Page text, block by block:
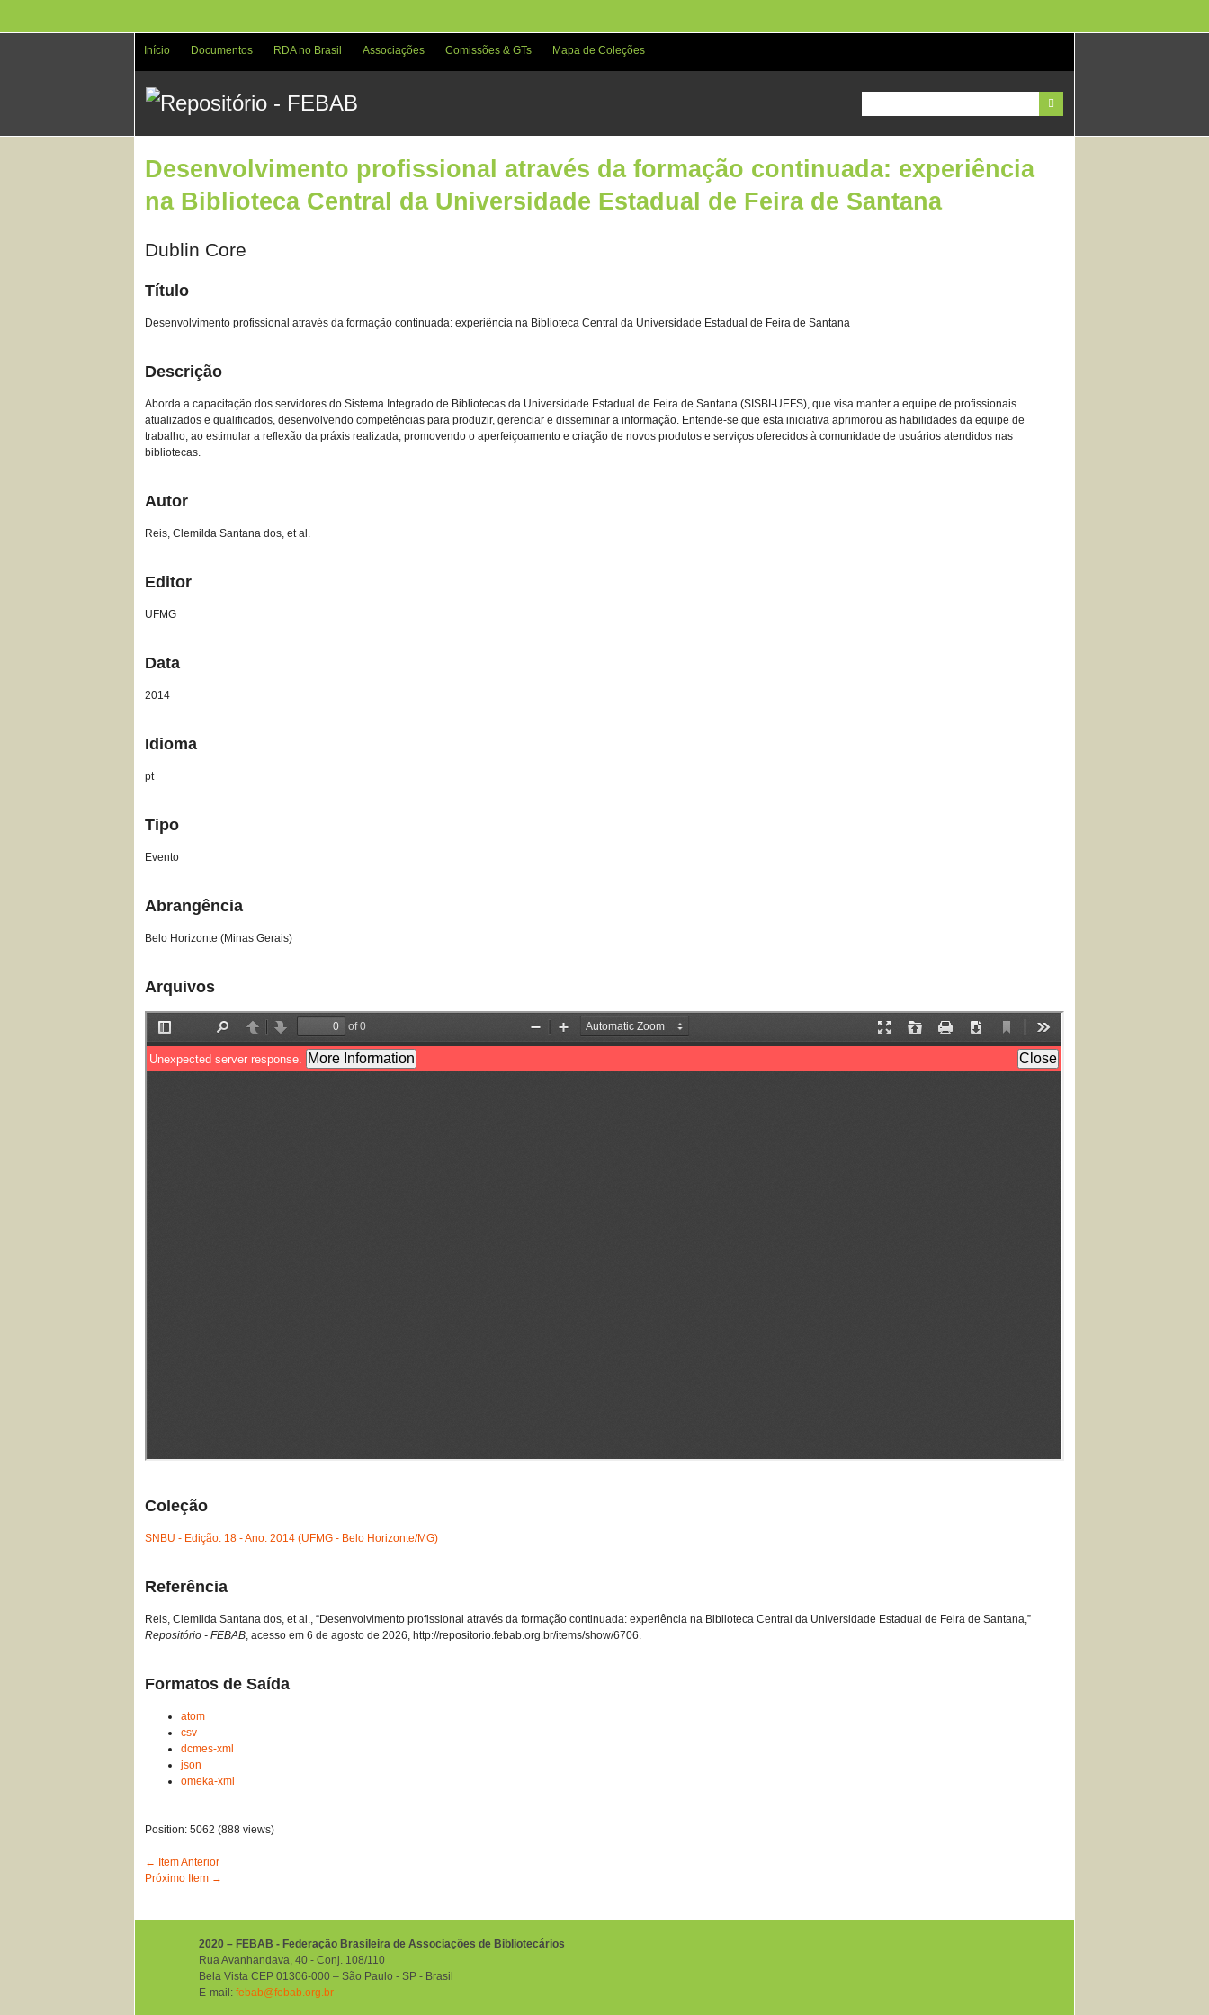
Início Documentos RDA no Brasil Associações Comissões & GTs Mapa de Coleções
Desenvolvimento profissional através da formação continuada: experiência
na Biblioteca Central da Universidade Estadual de Feira de Santana
Dublin Core
Título
Desenvolvimento profissional através da formação continuada: experiência na Biblioteca Central da Universidade Estadual de Feira de Santana
Descrição
Aborda a capacitação dos servidores do Sistema Integrado de Bibliotecas da Universidade Estadual de Feira de Santana (SISBI-UEFS), que visa manter a equipe de profissionais
atualizados e qualificados, desenvolvendo competências para produzir, gerenciar e disseminar a informação. Entende-se que esta iniciativa aprimorou as habilidades da equipe de
trabalho, ao estimular a reflexão da práxis realizada, promovendo o aperfeiçoamento e criação de novos produtos e serviços oferecidos à comunidade de usuários atendidos nas
bibliotecas.
Autor
Reis, Clemilda Santana dos, et al.
Editor
UFMG
Data
2014
Idioma
pt
Tipo
Evento
Abrangência
Belo Horizonte (Minas Gerais)
Arquivos
Coleção
SNBU - Edição: 18 - Ano: 2014 (UFMG - Belo Horizonte/MG)
Referência
Reis, Clemilda Santana dos, et al., “Desenvolvimento profissional através da formação continuada: experiência na Biblioteca Central da Universidade Estadual de Feira de Santana,”
Repositório - FEBAB, acesso em 6 de agosto de 2026, http://repositorio.febab.org.br/items/show/6706.
Formatos de Saída
atom
csv
dcmes-xml
json
omeka-xml
Position:5062 (888 views)
← Item Anterior
Próximo Item →
2020 – FEBAB - Federação Brasileira de Associações de Bibliotecários
Rua Avanhandava, 40 ‐ Conj. 108/110
Bela Vista CEP 01306-000 – São Paulo ‐ SP ‐ Brasil
E-mail:febab@febab.org.br